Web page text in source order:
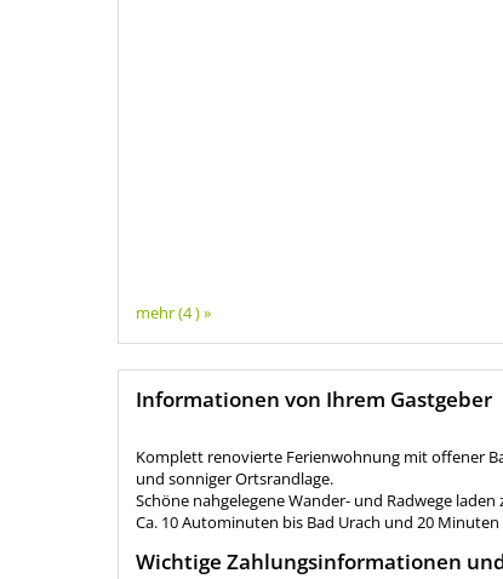
mehr (4 ) »
Informationen von Ihrem Gastgeber
Komplett renovierte Ferienwohnung mit offener
und sonniger Ortsrandlage.
Schöne nahgelegene Wander- und Radwege
Ca. 10 Autominuten bis Bad Urach und 20
Wichtige Zahlungsinformationen